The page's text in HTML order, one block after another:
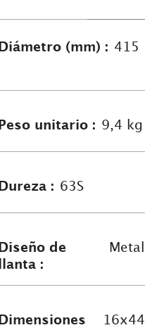
Diámetro (mm) : 415
Peso unitario : 9,4 kg
Dureza : 63S
Diseño de
llanta :
Metal
Dimensiones
16x44